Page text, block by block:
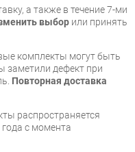
а также в течение 7-ми
выбор или принять
комплекты могут быть
заметили дефект при
Повторная доставка
распространяется
с момента